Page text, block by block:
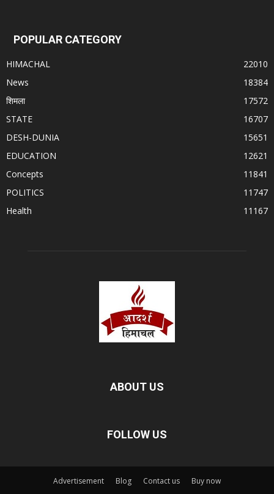
POPULAR CATEGORY
HIMACHAL
22010
News
18384
शिमला
17572
STATE
16707
DESH-DUNIA
15651
EDUCATION
12621
Concepts
11841
POLITICS
11747
Health
11167
ABOUT US
FOLLOW US
Advertisement Blog Contact us Buy now